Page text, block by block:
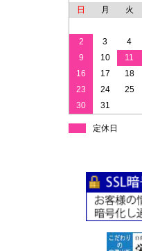
日
月 火
2
3 4
9
10 11
16
17 18
23
24 25
30
31
定休日